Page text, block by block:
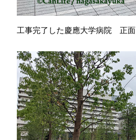
工事完了した慶應大学病院 正面